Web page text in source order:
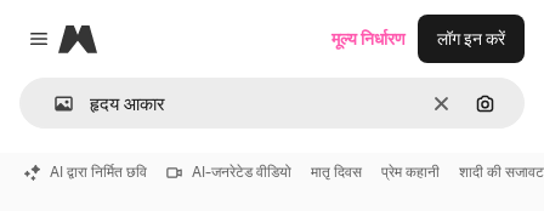
Close menu
Magnific
साफ़ इमेज से
मूल्य निर्धारण लॉग इन करें
AI द्वारा निर्मित छवि AI-जनरेटेड वीडियो मातृ दिवस प्रेम कहानी शादी की सजावट